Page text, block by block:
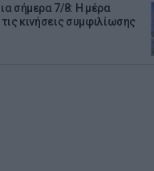
σήμερα 7/8: Η μέρα
τις κινήσεις συμφιλίωσης